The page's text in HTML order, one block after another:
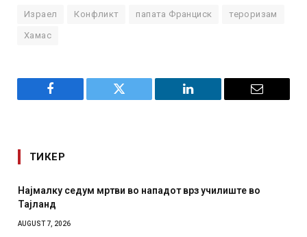
Израел Конфликт папата Франциск тероризам
Хамас
Facebook Twitter LinkedIn Email
ТИКЕР
во нападот врз училиште во
СОЗИС: Украинците